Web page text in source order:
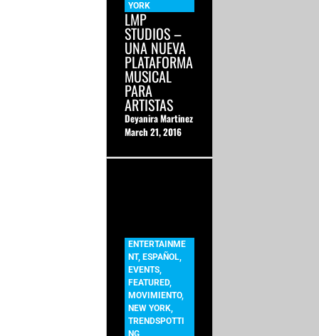
YORK
LMP
STUDIOS –
UNA NUEVA
PLATAFORMA
MUSICAL
PARA
ARTISTAS
Deyanira Martinez
March 21, 2016
ENTERTAINME
NT, ESPAÑOL,
EVENTS,
FEATURED,
MOVIMIENTO,
NEW YORK,
TRENDSPOTTI